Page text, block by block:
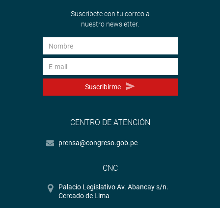
Suscríbete con tu correo a
nuestro newsletter.
Suscribirme
CENTRO DE ATENCIÓN
prensa@congreso.gob.pe
CNC
Palacio Legislativo Av. Abancay s/n.
Cercado de Lima